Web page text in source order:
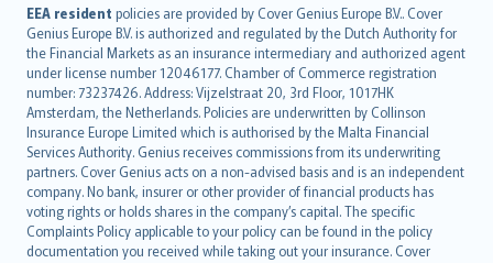
EEA resident policies are provided by Cover Genius Europe B.V.. Cover
Genius Europe B.V. is authorized and regulated by the Dutch Authority for
the Financial Markets as an insurance intermediary and authorized agent
under license number 12046177. Chamber of Commerce registration
number: 73237426. Address: Vijzelstraat 20, 3rd Floor, 1017HK
Amsterdam, the Netherlands. Policies are underwritten by Collinson
Insurance Europe Limited which is authorised by the Malta Financial
Services Authority. Genius receives commissions from its underwriting
partners. Cover Genius acts on a non-advised basis and is an independent
company. No bank, insurer or other provider of financial products has
voting rights or holds shares in the company’s capital. The specific
Complaints Policy applicable to your policy can be found in the policy
documentation you received while taking out your insurance. Cover
English (UK)
English (US)
Deutsch
français
Nederlands
español
italiano
简体中文
繁體中文
Português